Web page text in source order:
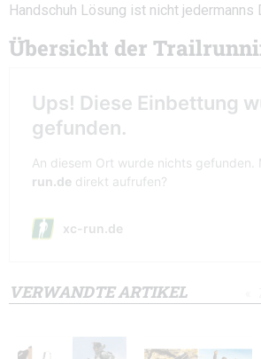
Handschuh Lösung ist nicht jedermanns
Übersicht der
VERWANDTE ARTIKEL